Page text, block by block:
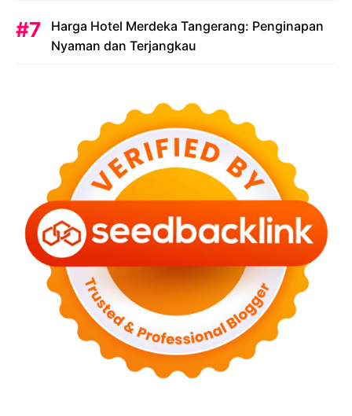
Harga Hotel Merdeka Tangerang: Penginapan
Nyaman dan Terjangkau